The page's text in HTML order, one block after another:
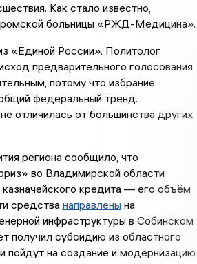
Как стало известно,
больницы «РЖД-Медицина».
«Единой России». Политолог
предварительного голосования
потому что избрание
федеральный тренд.
отличилась от большинства других
региона сообщило, что
во Владимирской области
кредита — его объём
средства направленына
инфраструктуры в Собинском
получил субсидию из областного
на создание и модернизацию